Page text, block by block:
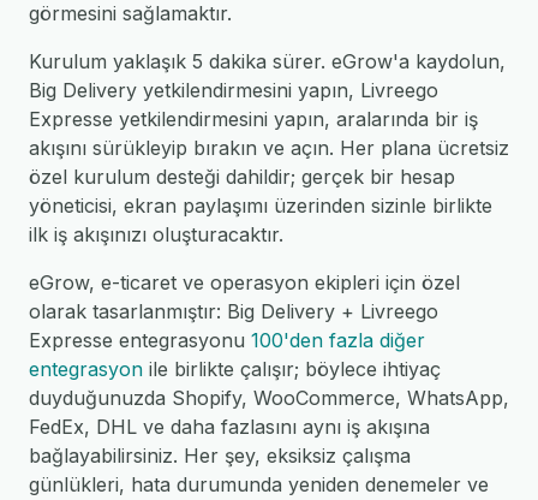
görmesini sağlamaktır.
Kurulum yaklaşık 5 dakika sürer. eGrow'a kaydolun,
Big Delivery yetkilendirmesini yapın, Livreego
Expresse yetkilendirmesini yapın, aralarında bir iş
akışını sürükleyip bırakın ve açın. Her plana ücretsiz
özel kurulum desteği dahildir; gerçek bir hesap
yöneticisi, ekran paylaşımı üzerinden sizinle birlikte
ilk iş akışınızı oluşturacaktır.
eGrow, e-ticaret ve operasyon ekipleri için özel
olarak tasarlanmıştır: Big Delivery + Livreego
Expresse entegrasyonu 100'den fazla diğer
entegrasyon ile birlikte çalışır; böylece ihtiyaç
duyduğunuzda Shopify, WooCommerce, WhatsApp,
FedEx, DHL ve daha fazlasını aynı iş akışına
bağlayabilirsiniz. Her şey, eksiksiz çalışma
günlükleri, hata durumunda yeniden denemeler ve